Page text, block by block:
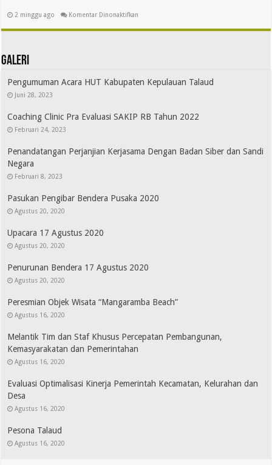
2 minggu ago Komentar Dinonaktifkan
Galeri
Pengumuman Acara HUT Kabupaten Kepulauan Talaud
Juni 28, 2023
Coaching Clinic Pra Evaluasi SAKIP RB Tahun 2022
Februari 24, 2023
Penandatangan Perjanjian Kerjasama Dengan Badan Siber dan Sandi
Negara
Februari 8, 2023
Pasukan Pengibar Bendera Pusaka 2020
Agustus 20, 2020
Upacara 17 Agustus 2020
Agustus 20, 2020
Penurunan Bendera 17 Agustus 2020
Agustus 20, 2020
Peresmian Objek Wisata “Mangaramba Beach”
Agustus 16, 2020
Melantik Tim dan Staf Khusus Percepatan Pembangunan,
Kemasyarakatan dan Pemerintahan
Agustus 16, 2020
Evaluasi Optimalisasi Kinerja Pemerintah Kecamatan, Kelurahan dan
Desa
Agustus 16, 2020
Pesona Talaud
Agustus 16, 2020